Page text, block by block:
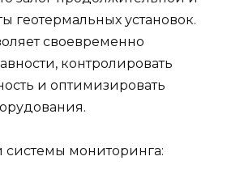
геотермальных установок.
своевременно
контролировать
и оптимизировать
мониторинга: